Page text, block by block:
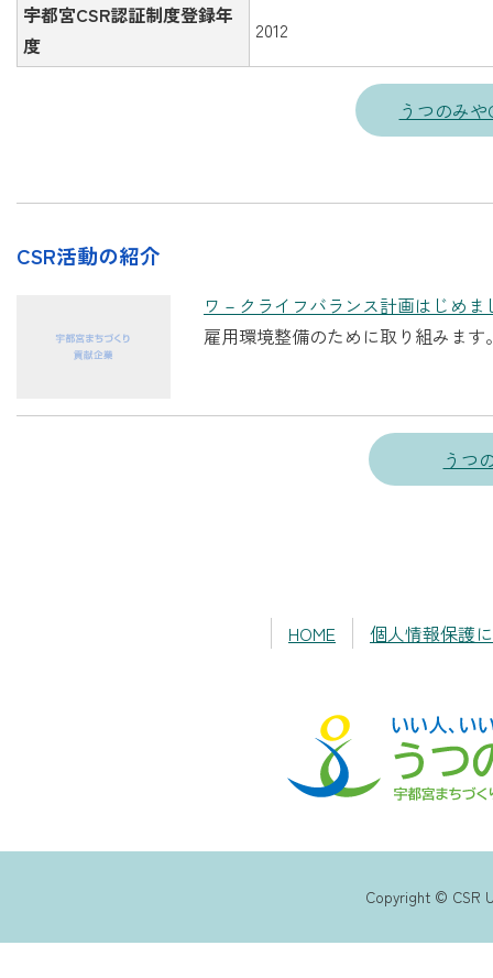
宇都宮CSR認証制度登録年
度
2012
うつのみ
CSR活動の紹介
ワ－クライフバランス計画はじめま
雇用環境整備のために取り組みます
うつ
HOME 個人情報保護
Copyright © CSR